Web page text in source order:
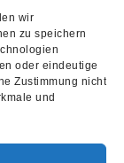
wir
zu speichern
oder eindeutige
Zustimmung nicht
und
45-RPM-
von
Wünschen
Blick auf